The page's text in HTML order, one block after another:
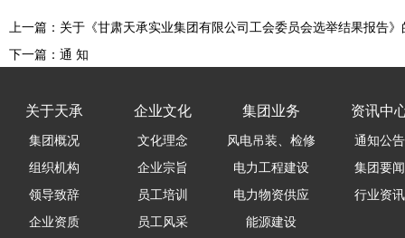
上一篇：关于《甘肃天承实业集团有限公司工会委员会选举结果报告
下一篇：通 知
关于天承
集团概况
组织机构
领导致辞
企业资质
企业文化
文化理念
企业宗旨
员工培训
员工风采
集团业务
风电吊装、检修
电力工程建设
电力物资供应
能源建设
资讯中
通知公告
集团要闻
行业资讯